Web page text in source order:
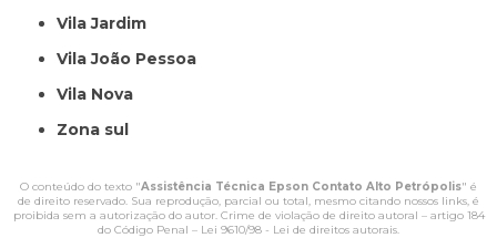
Vila Jardim
Vila João Pessoa
Vila Nova
Zona sul
O conteúdo do texto "Assistência Técnica Epson Contato Alto Petrópolis" é
de direito reservado. Sua reprodução, parcial ou total, mesmo citando nossos links, é
proibida sem a autorização do autor. Crime de violação de direito autoral – artigo 184
do Código Penal – Lei 9610/98 - Lei de direitos autorais.